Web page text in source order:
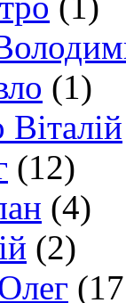
(1)
Віталій
(12)
(4)
(2)